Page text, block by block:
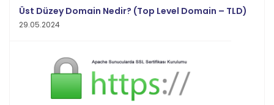
Üst Düzey Domain Nedir? (Top Level Domain – TLD)
29.05.2024